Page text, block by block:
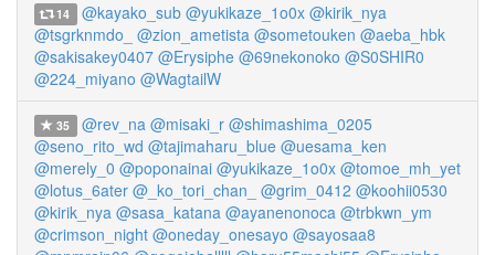
14 @kayako_sub @yukikaze_1o0x @kirik_nya
@tsgrknmdo_
@zion_ametista @sometouken @aeba_hbk
@sakisakey0407 @Erysiphe @69nekonoko @S0SHIR0
@224_miyano @WagtailW
35 @rev_na @misaki_r @shimashima_0205
@seno_rito_wd @tajimaharu_blue @uesama_ken
@merely_0 @poponainai @yukikaze_1o0x @tomoe_mh_yet
@lotus_6ater @_ko_tori_chan_ @grim_0412 @koohii0530
@kirik_nya @sasa_katana @ayanenonoca @trbkwn_ym
@crimson_night @oneday_onesayo @sayosaa8